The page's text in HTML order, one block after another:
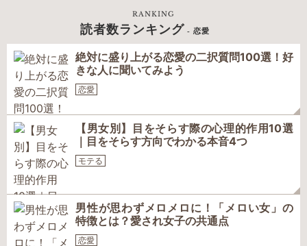
RANKING
読者数ランキング - 恋愛
絶対に盛り上がる恋愛の二択質問100選！好
きな人に聞いてみよう
恋愛
【男女別】目をそらす際の心理的作用10選
｜目をそらす方向でわかる本音4つ
モテる
男性が思わずメロメロに！「メロい女」の
特徴とは？愛され女子の共通点
恋愛